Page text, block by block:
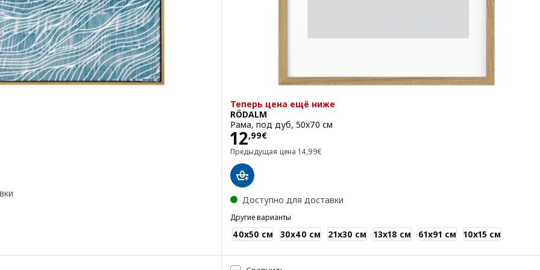
Теперь цена ещё ниже
RÖDALM
Рама, под дуб, 50x70 см
12,99€
Цена 12,99€
Предыдущая цена 14,99€
Предыдущая цена 14,99€
Доступно для доставки
Другие варианты
RÖDALM
40x50 см 30x40 см 21x30 см 13x18 см 61x91 см 10x15 см